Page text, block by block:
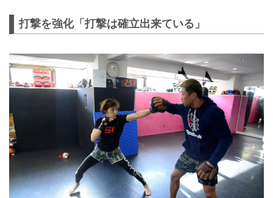
打撃を強化「打撃は確立出来ている」